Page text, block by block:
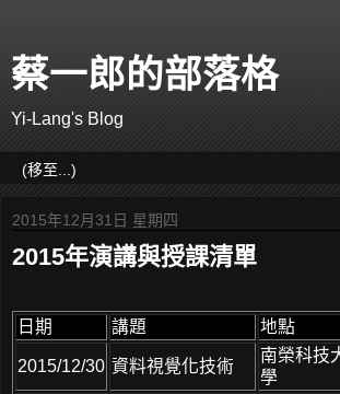
蔡一郎的部落格
Yi-Lang's Blog
2015年12月31日 星期四
2015年演講與授課清單
日期 講題 地點
2015/12/30 資料視覺化技術
南榮科技
學